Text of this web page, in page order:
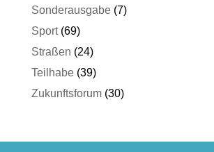
Sonderausgabe(7)
Sport(69)
Straßen (24)
Teilhabe(39)
Zukunftsforum(30)